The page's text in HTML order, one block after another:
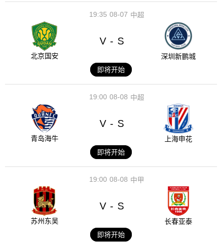
08-07
19:35 中超
北京国安
V - S
深圳新鹏城
即将开始
08-08
19:00 中超
青岛海牛
V - S
上海申花
即将开始
08-08
19:00 中甲
苏州东吴
V - S
长春亚泰
即将开始